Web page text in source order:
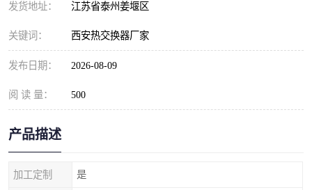
发货地址： 江苏省泰州姜堰区
关键词： 西安热交换器厂家
发布日期： 2026-08-09
阅 读 量： 500
产品描述
加工定制 是